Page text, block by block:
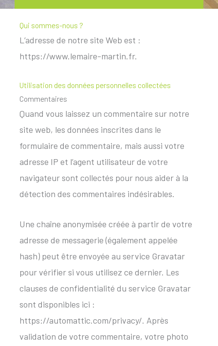
Qui sommes-nous ?
L’adresse de notre site Web est :
https://www.lemaire-martin.fr.
Utilisation des données personnelles collectées
Commentaires
Quand vous laissez un commentaire sur notre
site web, les données inscrites dans le
formulaire de commentaire, mais aussi votre
adresse IP et l’agent utilisateur de votre
navigateur sont collectés pour nous aider à la
détection des commentaires indésirables.
Une chaîne anonymisée créée à partir de votre
adresse de messagerie (également appelée
hash) peut être envoyée au service Gravatar
pour vérifier si vous utilisez ce dernier. Les
clauses de confidentialité du service Gravatar
sont disponibles ici :
https://automattic.com/privacy/. Après
validation de votre commentaire, votre photo